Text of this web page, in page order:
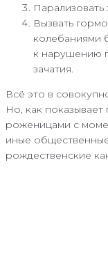
Вызвать
колебаниями
к нарушению
зачатия.
Всё это в
Но, как
роженицами с
иные
рождественские